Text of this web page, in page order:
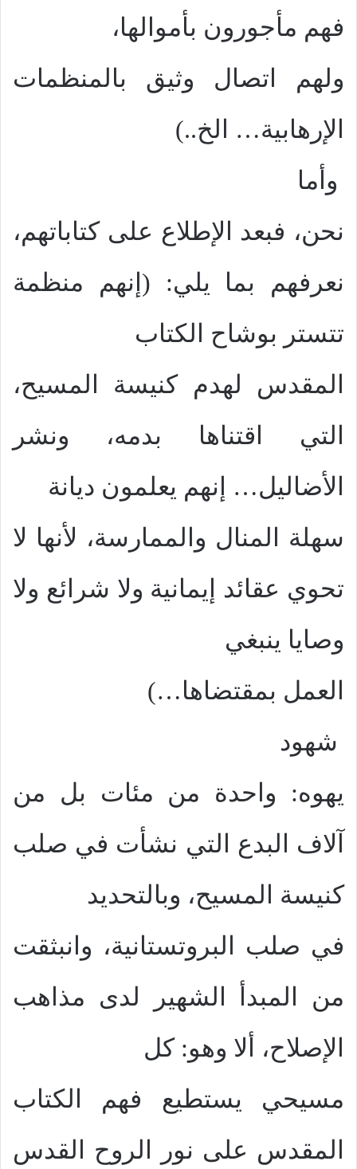
فهم مأجورون بأموالها،
ولهم اتصال وثيق بالمنظمات
الإرهابية… الخ..)
وأما
نحن، فبعد الإطلاع على كتاباتهم،
نعرفهم بما يلي: (إنهم منظمة
تتستر بوشاح الكتاب
المقدس لهدم كنيسة المسيح،
التي اقتناها بدمه، ونشر
الأضاليل… إنهم يعلمون ديانة
سهلة المنال والممارسة، لأنها لا
تحوي عقائد إيمانية ولا شرائع ولا
وصايا ينبغي
العمل بمقتضاها…)
شهود
يهوه: واحدة من مئات بل من
آلاف البدع التي نشأت في صلب
كنيسة المسيح، وبالتحديد
في صلب البروتستانية، وانبثقت
من المبدأ الشهير لدى مذاهب
الإصلاح، ألا وهو: كل
مسيحي يستطيع فهم الكتاب
المقدس على نور الروح القدس